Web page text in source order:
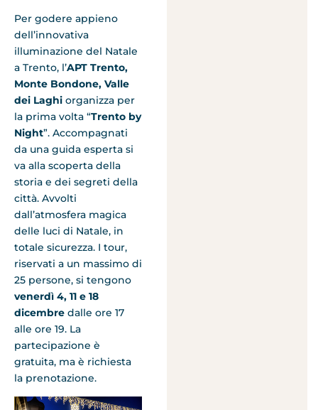
Per godere appieno
dell’innovativa
illuminazione del Natale
a Trento, l’APT Trento,
Monte Bondone, Valle
dei Laghi organizza per
la prima volta “Trento by
Night”. Accompagnati
da una guida esperta si
va alla scoperta della
storia e dei segreti della
città. Avvolti
dall’atmosfera magica
delle luci di Natale, in
totale sicurezza. I tour,
riservati a un massimo di
25 persone, si tengono
venerdì 4, 11 e 18
dicembre dalle ore 17
alle ore 19. La
partecipazione è
gratuita, ma è richiesta
la prenotazione.